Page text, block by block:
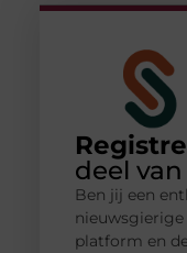
deel
Ben jij een
nieuwsgierige
platform en